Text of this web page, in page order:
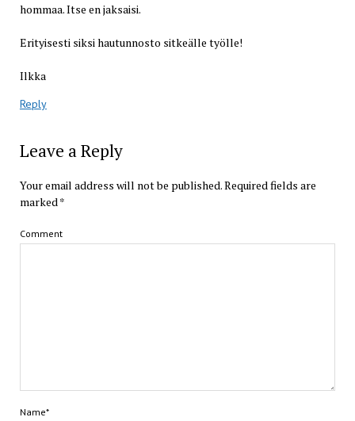
hommaa. Itse en jaksaisi.
Erityisesti siksi hautunnosto sitkeälle työlle!
Ilkka
Reply
Leave a Reply
Your email address will not be published.Required fields are
marked*
Comment
Name*